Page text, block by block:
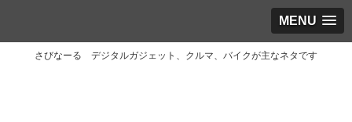
MENU
さびなーる デジタルガジェット、クルマ、バイクが主なネタです